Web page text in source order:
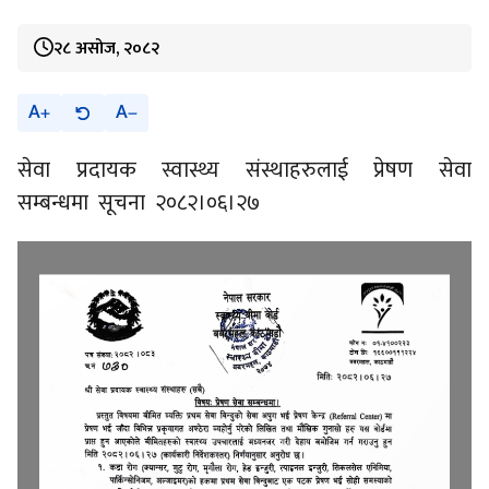
२८ असोज, २०८२
A A
सेवा प्रदायक स्वास्थ्य संस्थाहरुलाई प्रेषण सेवा
सम्बन्धमा सूचना २०८२।०६।२७